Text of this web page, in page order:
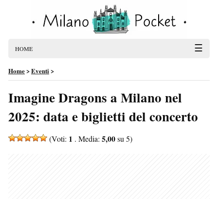
HOME ☰
Home>Eventi>
Imagine Dragons a Milano nel
2025: data e biglietti del concerto
(Voti: 1 . Media: 5,00su 5)